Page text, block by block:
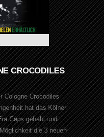
CROCODILES
Cologne Crocodiles
hat das Kölner
Caps gehabt und
die 3 neuen